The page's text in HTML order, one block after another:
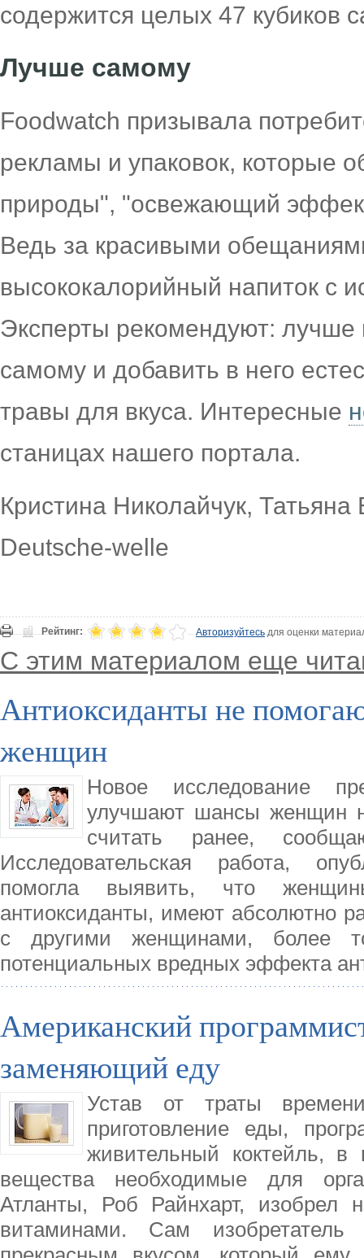
содержится целых 47 кубиков
Лучше самому
Foodwatch призывала
рекламы и упаковок, которые
природы", "освежающий
Ведь за красивыми
высококалорийный напиток с
Эксперты рекомендуют: лучше
самому и добавить в него
травы для вкуса. Интересные
станицах нашего портала.
Кристина Николайчук, Татьяна
Deutsche-welle
Рейтинг: Авторизуйтесьдля оценки
С этим материалом еще
Антиоксиданты не
женщин
Новое исследование
улучшают шансы женщин
считать ранее,
Исследовательская работа,
помогла выявить, что
антиоксиданты, имеют абсолютно
с другими женщинами, более
потенциальных вредных эффекта
Американский
заменяющий еду
Устав от траты
приготовление еды,
живительный коктейль, в
вещества необходимые для
Атланты, Роб Райнхарт, изобрел
витаминами. Сам изобретатель